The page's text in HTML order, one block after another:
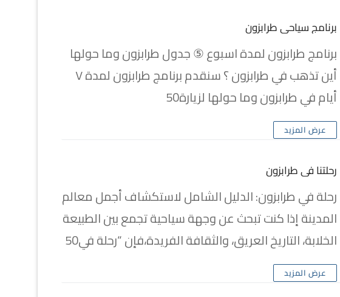
برنامج سياحي طرابزون
برنامج طرابزون لمدة اسبوع ⑤ جدول طرابزون وما حولها
أين تذهب في طرابزون ؟ سنقدم برنامج طرابزون لمدة ٧
أيام في طرابزون وما حولها لزيارة50
عرض المزيد
رحلتنا في طرابزون
رحلة في طرابزون: الدليل الشامل لاستكشاف أجمل معالم
المدينة إذا كنت تبحث عن وجهة سياحية تجمع بين الطبيعة
الخلابة، التاريخ العريق، والثقافة الفريدة،فإن “رحلة في50
عرض المزيد